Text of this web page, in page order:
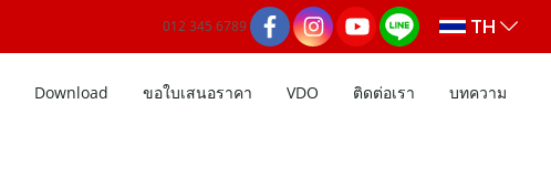
012 345 6789 TH
Download ขอใบเสนอราคา VDO ติดต่อเรา บทความ